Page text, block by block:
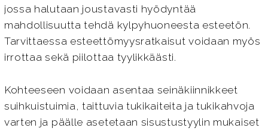
jossa halutaan joustavasti hyödyntää
mahdollisuutta tehdä kylpyhuoneesta esteetön.
Tarvittaessa esteettömyysratkaisut voidaan myös
irrottaa sekä piilottaa tyylikkäästi.
Kohteeseen voidaan asentaa seinäkiinnikkeet
suihkuistuimia, taittuvia tukikaiteita ja tukikahvoja
varten ja päälle asetetaan sisustustyylin mukaiset